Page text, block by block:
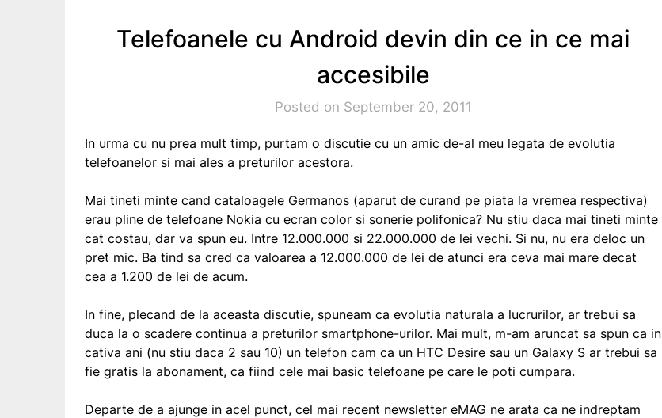
Telefoanele cu Android devin din ce in ce mai
accesibile
Posted on September 20, 2011
In urma cu nu prea mult timp, purtam o discutie cu un amic de-al meu legata de evolutia
telefoanelor si mai ales a preturilor acestora.
Mai tineti minte cand cataloagele Germanos (aparut de curand pe piata la vremea respectiva)
erau pline de telefoane Nokia cu ecran color si sonerie polifonica? Nu stiu daca mai tineti minte
cat costau, dar va spun eu. Intre 12.000.000 si 22.000.000 de lei vechi. Si nu, nu era deloc un
pret mic. Ba tind sa cred ca valoarea a 12.000.000 de lei de atunci era ceva mai mare decat
cea a 1.200 de lei de acum.
In fine, plecand de la aceasta discutie, spuneam ca evolutia naturala a lucrurilor, ar trebui sa
duca la o scadere continua a preturilor smartphone-urilor. Mai mult, m-am aruncat sa spun ca in
cativa ani (nu stiu daca 2 sau 10) un telefon cam ca un HTC Desire sau un Galaxy S ar trebui sa
fie gratis la abonament, ca fiind cele mai basic telefoane pe care le poti cumpara.
Departe de a ajunge in acel punct, cel mai recent newsletter eMAG ne arata ca ne indreptam